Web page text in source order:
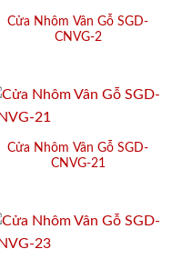
Cửa Nhôm Vân Gỗ SGD-
CNVG-2
Cửa Nhôm Vân Gỗ SGD-
CNVG-21